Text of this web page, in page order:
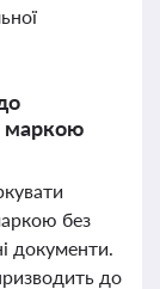
маркою
без
документи.
до